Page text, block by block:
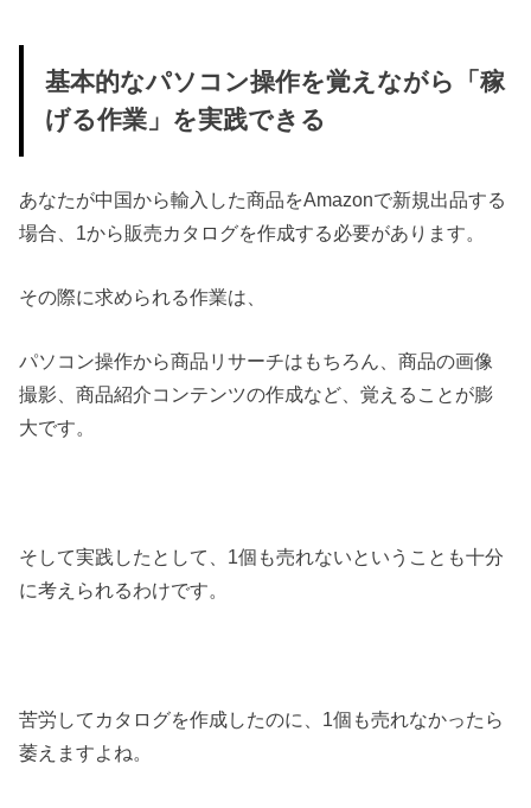
基本的なパソコン操作を覚えながら「稼
げる作業」を実践できる
あなたが中国から輸入した商品をAmazonで新規出品する
場合、1から販売カタログを作成する必要があります。
その際に求められる作業は、
パソコン操作から商品リサーチはもちろん、商品の画像
撮影、商品紹介コンテンツの作成など、覚えることが膨
大です。
そして実践したとして、1個も売れないということも十分
に考えられるわけです。
苦労してカタログを作成したのに、1個も売れなかったら
萎えますよね。